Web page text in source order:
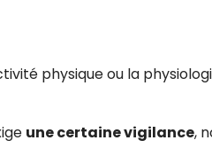
physique ou la
une certaine vigilance,